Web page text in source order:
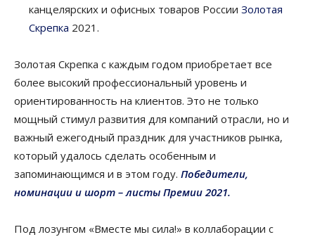
канцелярских и офисных товаров России Золотая
Скрепка 2021.
Золотая Скрепка с каждым годом приобретает все
более высокий профессиональный уровень и
ориентированность на клиентов. Это не только
мощный стимул развития для компаний отрасли, но и
важный ежегодный праздник для участников рынка,
который удалось сделать особенным и
запоминающимся и в этом году. Победители,
номинации и шорт – листы Премии 2021.
Под лозунгом «Вместе мы сила!» в коллаборации с